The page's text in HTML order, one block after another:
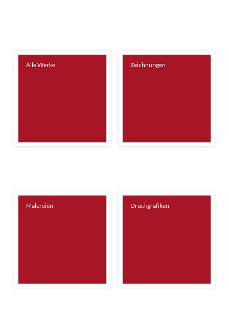
Alle Werke Zeichnungen
Malereien Druckgrafiken